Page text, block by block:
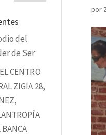
por
del
de Ser
CENTRO
ZIGIA 28,
BANCA